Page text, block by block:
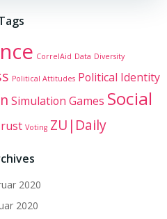
CorrelAid Data Diversity
Political Attitudes Political Identity
Simulation Games Social
Voting ZU|Daily
2020
2020